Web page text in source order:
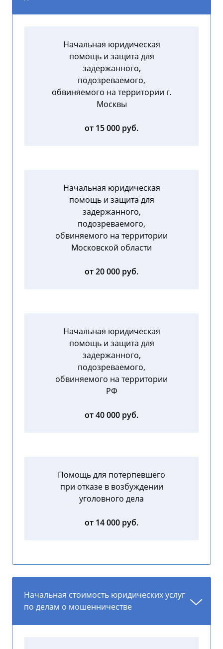
Начальная юридическая
помощь и защита для
задержанного,
подозреваемого,
обвиняемого на территории г.
Москвы
от 15 000 руб.
Начальная юридическая
помощь и защита для
задержанного,
подозреваемого,
обвиняемого на территории
Московской области
от 20 000 руб.
Начальная юридическая
помощь и защита для
задержанного,
подозреваемого,
обвиняемого на территории
РФ
от 40 000 руб.
Помощь для потерпевшего
при отказе в возбуждении
уголовного дела
от 14 000 руб.
Начальная стоимость юридических услуг
по делам о мошенничестве